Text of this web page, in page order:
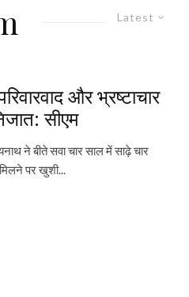
Latest
और भ्रष्टाचार
सीएम
ने बीते सवा चार साल में साढ़े चार
पर खुशी...